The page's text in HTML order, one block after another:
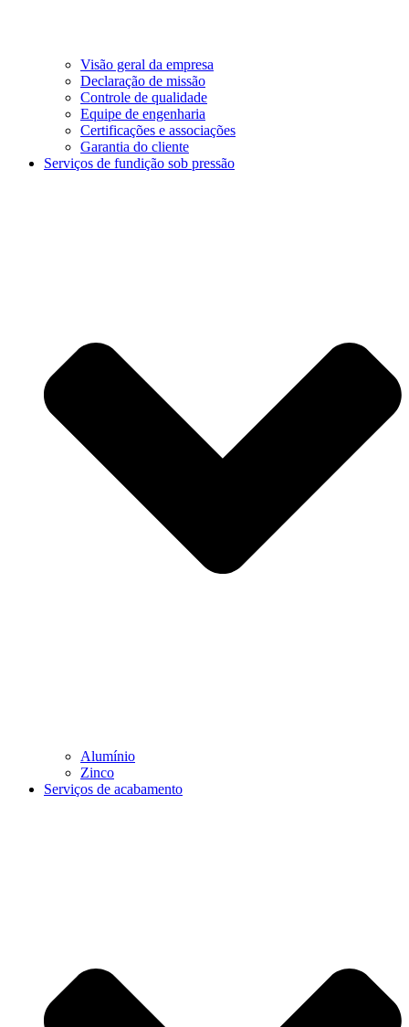
Visão geral da empresa
Declaração de missão
Controle de qualidade
Equipe de engenharia
Certificações e associações
Garantia do cliente
Serviços de fundição sob pressão
Alumínio
Zinco
Serviços de acabamento